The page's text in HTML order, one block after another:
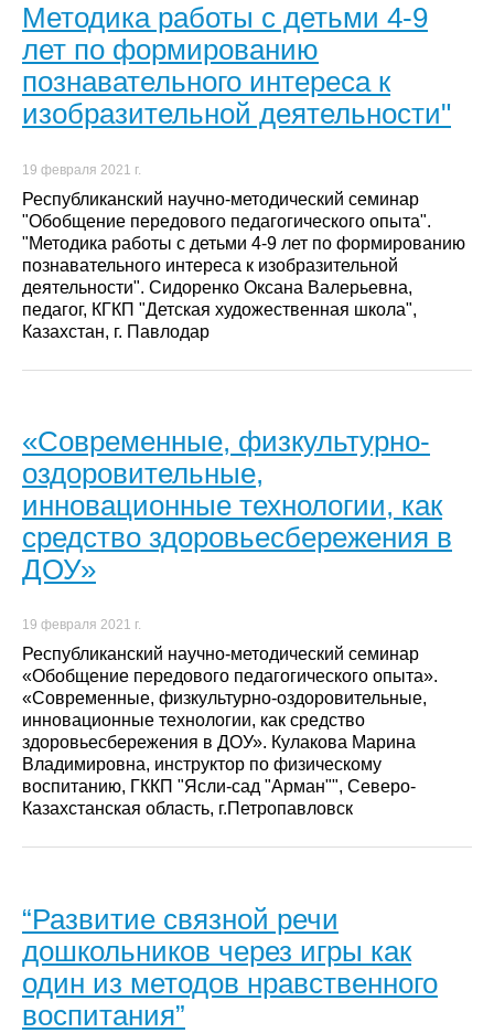
Методика работы с детьми 4-9
лет по формированию
познавательного интереса к
изобразительной деятельности"
19 февраля 2021 г.
Республиканский научно-методический семинар
"Обобщение передового педагогического опыта".
"Методика работы с детьми 4-9 лет по формированию
познавательного интереса к изобразительной
деятельности". Сидоренко Оксана Валерьевна,
педагог, КГКП "Детская художественная школа",
Казахстан, г. Павлодар
«Современные, физкультурно-
оздоровительные,
инновационные технологии, как
средство здоровьесбережения в
ДОУ»
19 февраля 2021 г.
Республиканский научно-методический семинар
«Обобщение передового педагогического опыта».
«Современные, физкультурно-оздоровительные,
инновационные технологии, как средство
здоровьесбережения в ДОУ». Кулакова Марина
Владимировна, инструктор по физическому
воспитанию, ГККП "Ясли-сад "Арман"", Северо-
Казахстанская область, г.Петропавловск
“Развитие связной речи
дошкольников через игры как
один из методов нравственного
воспитания”